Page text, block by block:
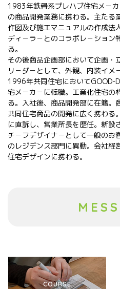
1983年鉄骨系プレハブ住宅メ－
の商品開発業務に携わる。主たる
作図及び施工マニュアルの作成法
ディ－ラ－とのコラボレ－ション
る。
その後商品企画部において企画・
リ－ダ－として、外観、内装イメ
1996年共同住宅においてGOOD-
宅メ－カ－に転職。工業化住宅の
る。入社後、商品開発部に在籍。
共同住宅商品の開発に広く携わる
に直訴し、営業所長を歴任。新設
チ－フデザイナ－として一般のお
のレジデンス部門に異動。会社経
住宅デザインに携わる。
COURSE